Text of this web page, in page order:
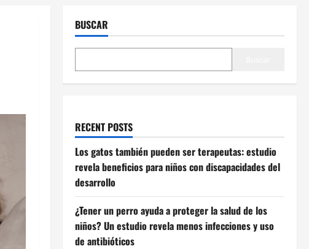
BUSCAR
RECENT POSTS
Los gatos también pueden ser terapeutas: estudio
revela beneficios para niños con discapacidades del
desarrollo
¿Tener un perro ayuda a proteger la salud de los
niños? Un estudio revela menos infecciones y uso
de antibióticos